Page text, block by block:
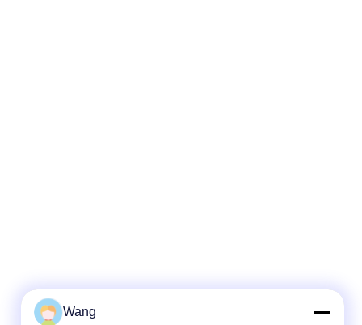
Wang